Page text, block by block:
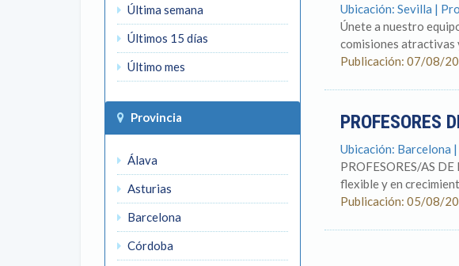
Última semana
Últimos 15 días
Último mes
Provincia
Álava
Asturias
Barcelona
Córdoba
Ubicación: Sevilla |
Únete a nuestro
comisiones atractivas
Publicación: 07/08/
PROFESORES
Ubicación: Barcelona
PROFESORES/AS
flexible y en
Publicación: 05/08/